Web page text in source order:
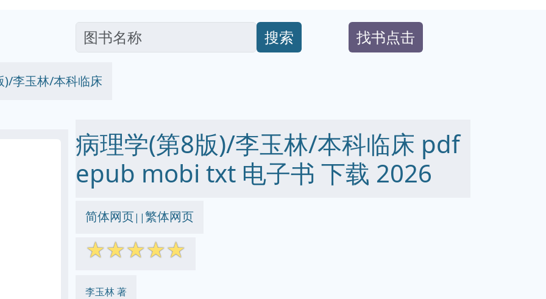
搜索 找书点击
)/李玉林/本科临床
病理学(第8版)/李玉林/本科临床 pdf
epub mobi txt 电子书 下载 2026
简体网页||繁体网页
☆☆☆☆☆
李玉林 著